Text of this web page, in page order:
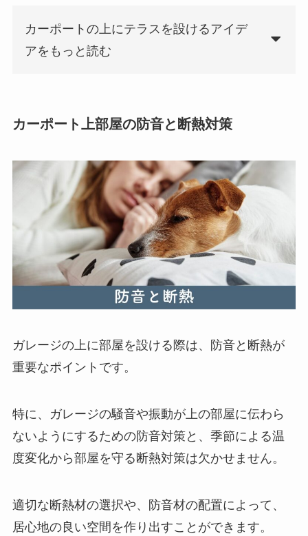
カーポートの上にテラスを設けるアイデ
アをもっと読む
カーポート上部屋の防音と断熱対策
ガレージの上に部屋を設ける際は、防音と断熱が
重要なポイントです。
特に、ガレージの騒音や振動が上の部屋に伝わら
ないようにするための防音対策と、季節による温
度変化から部屋を守る断熱対策は欠かせません。
適切な断熱材の選択や、防音材の配置によって、
居心地の良い空間を作り出すことができます。